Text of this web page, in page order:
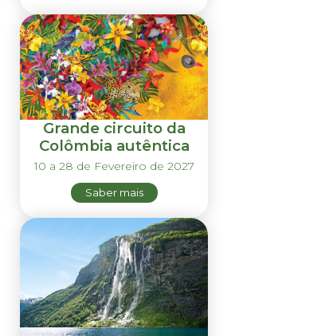
Grande circuito da
Colômbia autêntica
10 a 28 de Fevereiro de 2027
Saber mais